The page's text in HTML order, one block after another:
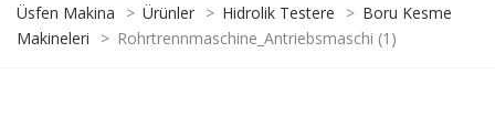
Üsfen Makina > Ürünler > Hidrolik Testere > Boru Kesme
Makineleri
> Rohrtrennmaschine_Antriebsmaschi (1)